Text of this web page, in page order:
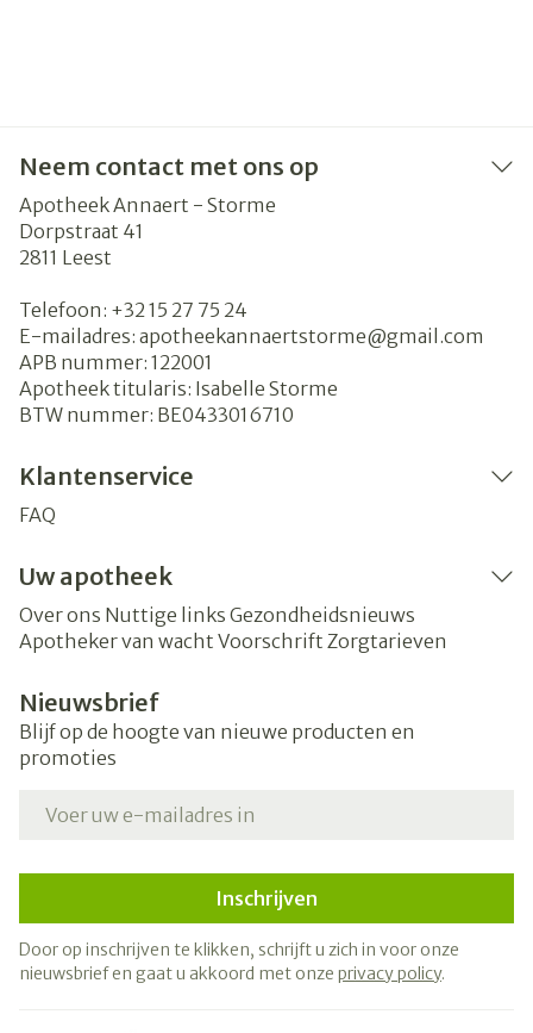
Neem contact met ons op
Apotheek Annaert - Storme
Dorpstraat 41
2811 Leest
Telefoon: +32 15 27 75 24
E-mailadres: apotheekannaertstorme@gmail.com
APB nummer: 122001
Apotheek titularis: Isabelle Storme
BTW nummer: BE0433016710
Klantenservice
FAQ
Uw apotheek
Over ons Nuttige links Gezondheidsnieuws
Apotheker van wacht Voorschrift Zorgtarieven
Nieuwsbrief
Blijf op de hoogte van nieuwe producten en
promoties
Inschrijven
Door op inschrijven te klikken, schrijft u zich in voor onze
nieuwsbrief en gaat u akkoord met onze privacy policy.